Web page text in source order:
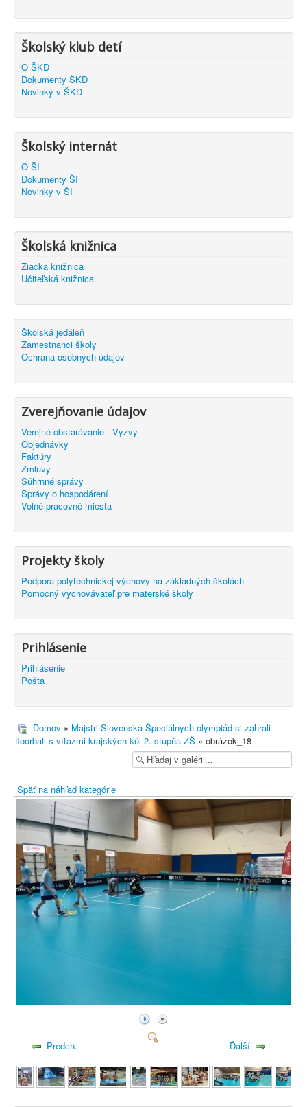
Školský klub detí
O ŠKD
Dokumenty ŠKD
Novinky v ŠKD
Školský internát
O ŠI
Dokumenty ŠI
Novinky v ŠI
Školská knižnica
Žiacka knižnica
Učiteľská knižnica
Školská jedáleň
Zamestnanci školy
Ochrana osobných údajov
Zverejňovanie údajov
Verejné obstarávanie - Výzvy
Objednávky
Faktúry
Zmluvy
Súhrnné správy
Správy o hospodárení
Voľné pracovné miesta
Projekty školy
Podpora polytechnickej výchovy na základných školách
Pomocný vychovávateľ pre materské školy
Prihlásenie
Prihlásenie
Pošta
Domov » Majstri Slovenska Špeciálnych olympiád si zahrali
floorball s víťazmi krajských kôl 2. stupňa ZŠ » obrázok_18
Späť na náhľad kategórie
Predch. Ďalší